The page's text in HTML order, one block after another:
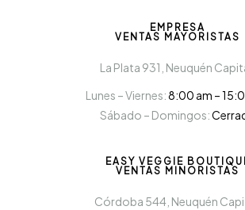
EMPRESA
VENTAS MAYORISTAS
La Plata 931, Neuquén
Lunes – Viernes:8:00 am –
Sábado – Domingos:
EASY VEGGIE
VENTAS MINORISTAS
Córdoba 544, Neuquén